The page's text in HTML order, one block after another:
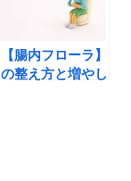
【腸内フローラ】
の整え方と増やし